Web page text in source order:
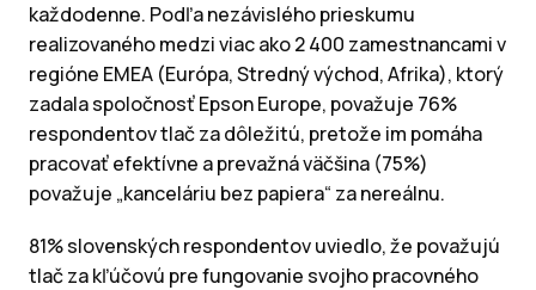
každodenne. Podľa nezávislého prieskumu
realizovaného medzi viac ako 2 400 zamestnancami v
regióne EMEA (Európa, Stredný východ, Afrika), ktorý
zadala spoločnosť Epson Europe, považuje 76%
respondentov tlač za dôležitú, pretože im pomáha
pracovať efektívne a prevažná väčšina (75%)
považuje „kanceláriu bez papiera“ za nereálnu.
81% slovenských respondentov uviedlo, že považujú
tlač za kľúčovú pre fungovanie svojho pracovného